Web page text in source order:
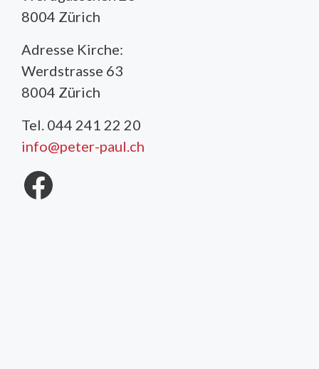
8004 Zürich
Adresse Kirche:
Werdstrasse 63
8004 Zürich
Tel. 044 241 22 20
info@peter-paul.ch
Facebook